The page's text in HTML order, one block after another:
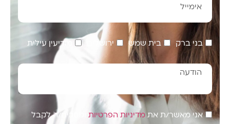
בני ברק בית שמש ירושלים מודיעין עילית
אני מאשר/ת את מדיניות הפרטיות ומסכים/ה לקבל